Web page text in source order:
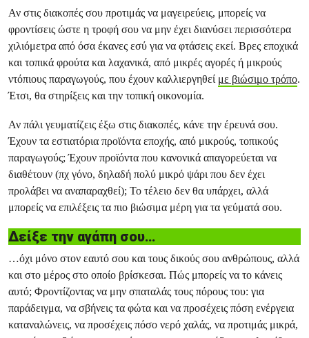
Αν στις διακοπές σου προτιμάς να μαγειρεύεις, μπορείς να
φροντίσεις ώστε η τροφή σου να μην έχει διανύσει περισσότερα
χιλιόμετρα από όσα έκανες εσύ για να φτάσεις εκεί. Βρες εποχικά
και τοπικά φρούτα και λαχανικά, από μικρές αγορές ή μικρούς
ντόπιους παραγωγούς, που έχουν καλλιεργηθεί με βιώσιμο τρόπο.
Έτσι, θα στηρίξεις και την τοπική οικονομία.
Αν πάλι γευματίζεις έξω στις διακοπές, κάνε την έρευνά σου.
Έχουν τα εστιατόρια προϊόντα εποχής, από μικρούς, τοπικούς
παραγωγούς; Έχουν προϊόντα που κανονικά απαγορεύεται να
διαθέτουν (πχ γόνο, δηλαδή πολύ μικρό ψάρι που δεν έχει
προλάβει να αναπαραχθεί); Το τέλειο δεν θα υπάρχει, αλλά
μπορείς να επιλέξεις τα πιο βιώσιμα μέρη για τα γεύματά σου.
Δείξε την αγάπη σου…
…όχι μόνο στον εαυτό σου και τους δικούς σου ανθρώπους, αλλά
και στο μέρος στο οποίο βρίσκεσαι. Πώς μπορείς να το κάνεις
αυτό; Φροντίζοντας να μην σπαταλάς τους πόρους του: για
παράδειγμα, να σβήνεις τα φώτα και να προσέχεις πόση ενέργεια
καταναλώνεις, να προσέχεις πόσο νερό χαλάς, να προτιμάς μικρά,